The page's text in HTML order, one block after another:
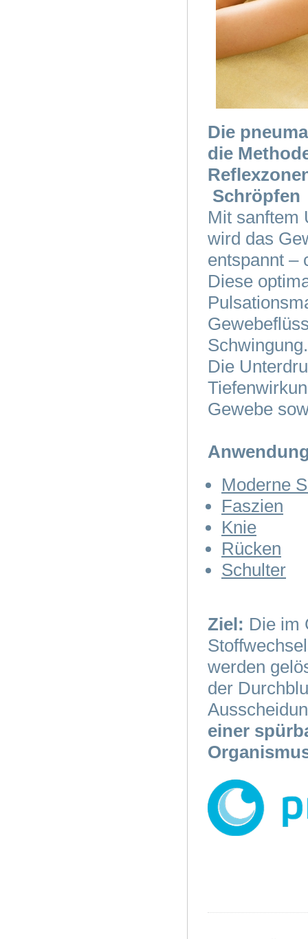
Die
die
Schröpfen
Mit sanftem
wird das
entspannt –
Diese
Die
Gewebe
Moderne
Faszien
Knie
Rücken
Schulter
Ziel: Die im
werden
der
einer